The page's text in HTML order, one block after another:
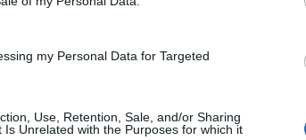
my Personal Data for Targeted
Use, Retention, Sale, and/or Sharing
Unrelated with the Purposes for which it